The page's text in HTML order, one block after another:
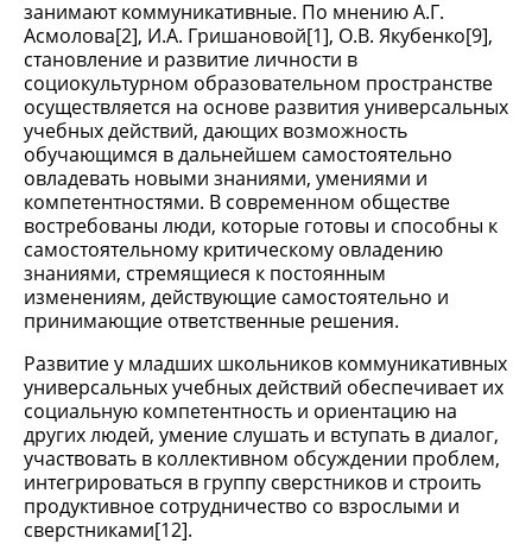
занимают коммуникативные. По мнению А.Г.
Асмолова[2], И.А. Гришановой[1], О.В. Якубенко[9],
становление и развитие личности в
социокультурном образовательном пространстве
осуществляется на основе развития универсальных
учебных действий, дающих возможность
обучающимся в дальнейшем самостоятельно
овладевать новыми знаниями, умениями и
компетентностями. В современном обществе
востребованы люди, которые готовы и способны к
самостоятельному критическому овладению
знаниями, стремящиеся к постоянным
изменениям, действующие самостоятельно и
принимающие ответственные решения.
Развитие у младших школьников коммуникативных
универсальных учебных действий обеспечивает их
социальную компетентность и ориентацию на
других людей, умение слушать и вступать в диалог,
участвовать в коллективном обсуждении проблем,
интегрироваться в группу сверстников и строить
продуктивное сотрудничество со взрослыми и
сверстниками[12].